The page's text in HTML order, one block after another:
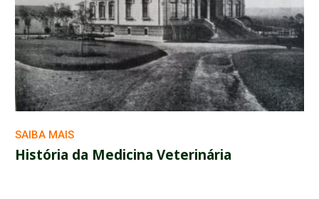
SAIBA MAIS
História da Medicina Veterinária